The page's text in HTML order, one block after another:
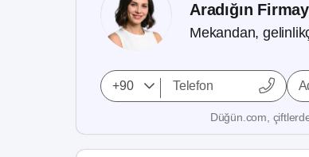
Aradığın
Mekandan,
Düğün.com,